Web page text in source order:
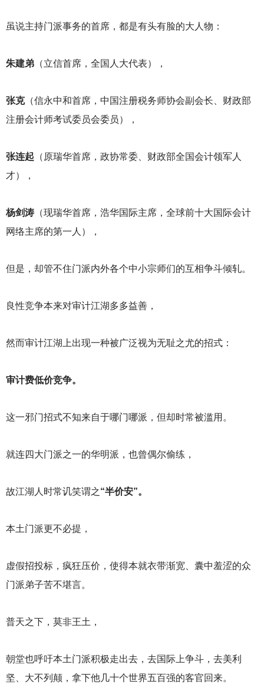
虽说主持门派事务的首席，都是有头有脸的大人物：
朱建弟（立信首席，全国人大代表），
张克（信永中和首席，中国注册税务师协会副会长、财政部
注册会计师考试委员会委员），
张连起 （原瑞华首席，政协常委、财政部全国会计领军人
才），
杨剑涛（现瑞华首席，浩华国际主席，全球前十大国际会计
网络主席的第一人），
但是，却管不住门派内外各个中小宗师们的互相争斗倾轧。
良性竞争本来对审计江湖多多益善，
然而审计江湖上出现一种被广泛视为无耻之尤的招式：
审计费低价竞争。
这一邪门招式不知来自于哪门哪派，但却时常被滥用。
就连四大门派之一的华明派，也曾偶尔偷练，
故江湖人时常讥笑谓之“半价安”。
本土门派更不必提，
虚假招投标，疯狂压价，使得本就衣带渐宽、囊中羞涩的众
门派弟子苦不堪言。
普天之下，莫非王土，
朝堂也呼吁本土门派积极走出去，去国际上争斗，去美利
坚、大不列颠，拿下他几十个世界五百强的客官回来。